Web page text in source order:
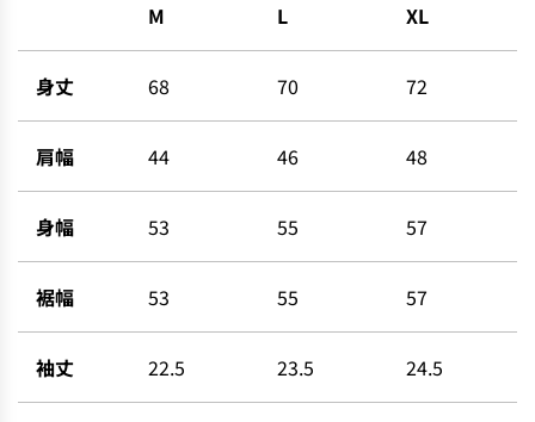
M L XL
身丈 68 70 72
肩幅 44 46 48
身幅 53 55 57
裾幅 53 55 57
袖丈 22.5 23.5 24.5